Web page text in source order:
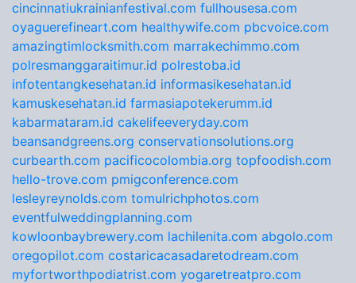
cincinnatiukrainianfestival.com fullhousesa.com
oyaguerefineart.com healthywife.com pbcvoice.com
amazingtimlocksmith.com marrakechimmo.com
polresmanggaraitimur.id polrestoba.id
infotentangkesehatan.id informasikesehatan.id
kamuskesehatan.id farmasiapotekerumm.id
kabarmataram.id cakelifeeveryday.com
beansandgreens.org conservationsolutions.org
curbearth.com pacificocolombia.org topfoodish.com
hello-trove.com pmigconference.com
lesleyreynolds.com tomulrichphotos.com
eventfulweddingplanning.com
kowloonbaybrewery.com lachilenita.com abgolo.com
oregopilot.com costaricacasadaretodream.com
myfortworthpodiatrist.com yogaretreatpro.com